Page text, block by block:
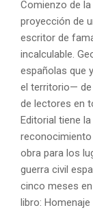
Comienzo de
proyección de
escritor de
incalculable.
españolas que
el territorio— de
de lectores en
Editorial tiene
reconocimiento
obra para los
guerra civil
cinco meses
libro: Homenaje